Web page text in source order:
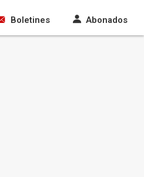
Boletines Abonados